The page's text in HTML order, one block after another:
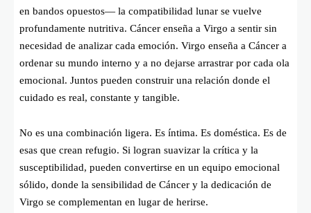
en bandos opuestos— la compatibilidad lunar se vuelve
profundamente nutritiva. Cáncer enseña a Virgo a sentir sin
necesidad de analizar cada emoción. Virgo enseña a Cáncer a
ordenar su mundo interno y a no dejarse arrastrar por cada ola
emocional. Juntos pueden construir una relación donde el
cuidado es real, constante y tangible.
No es una combinación ligera. Es íntima. Es doméstica. Es de
esas que crean refugio. Si logran suavizar la crítica y la
susceptibilidad, pueden convertirse en un equipo emocional
sólido, donde la sensibilidad de Cáncer y la dedicación de
Virgo se complementan en lugar de herirse.